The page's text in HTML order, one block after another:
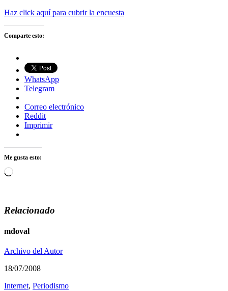
Haz click aquí para cubrir la encuesta
Comparte esto:
WhatsApp
Telegram
Correo electrónico
Reddit
Imprimir
Me gusta esto:
Cargando...
Relacionado
mdoval
Archivo del Autor
18/07/2008
Internet, Periodismo